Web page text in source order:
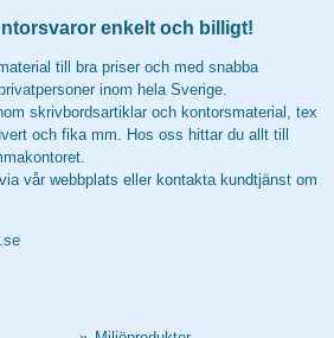
enkelt och billigt!
till bra priser och med snabba
inom hela Sverige.
skrivbordsartiklar och kontorsmaterial, tex
och fika mm. Hos oss hittar du allt till
vår webbplats eller kontakta kundtjänst om